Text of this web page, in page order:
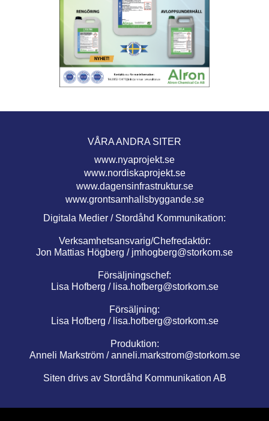
VÅRA ANDRA SITER
www.nyaprojekt.se
www.nordiskaprojekt.se
www.dagensinfrastruktur.se
www.grontsamhallsbyggande.se
Digitala Medier / Stordåhd Kommunikation:
Verksamhetsansvarig/Chefredaktör:
Jon Mattias Högberg / jmhogberg@storkom.se
Försäljningschef:
Lisa Hofberg / lisa.hofberg@storkom.se
Försäljning:
Lisa Hofberg / lisa.hofberg@storkom.se
Produktion:
Anneli Markström / anneli.markstrom@storkom.se
Siten drivs av Stordåhd Kommunikation AB